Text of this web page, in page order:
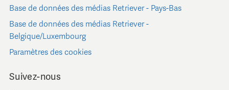
Base de données des médias Retriever - Pays-Bas
Base de données des médias Retriever -
Belgique/Luxembourg
Paramètres des cookies
Suivez-nous